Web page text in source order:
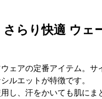
らり快適 ウェ
ェアの定番アイテム。サ
ルエットが特徴です。
し、汗をかいても肌にま